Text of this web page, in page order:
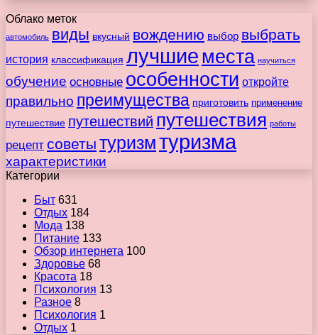
Облако меток
автомобиль виды вкусный вождению выбор выбрать
история классификация лучшиеместа научиться
обучение основные особенности откройте
правильно преимущества приготовить применение
путешествие путешествий путешествия работы
рецепт советы туризмтуризма
характеристики
Категории
Быт 631
Отдых 184
Мода 138
Питание 133
Обзор интернета 100
Здоровье 68
Красота 18
Психология 13
Разное 8
Психология 1
Отдых 1